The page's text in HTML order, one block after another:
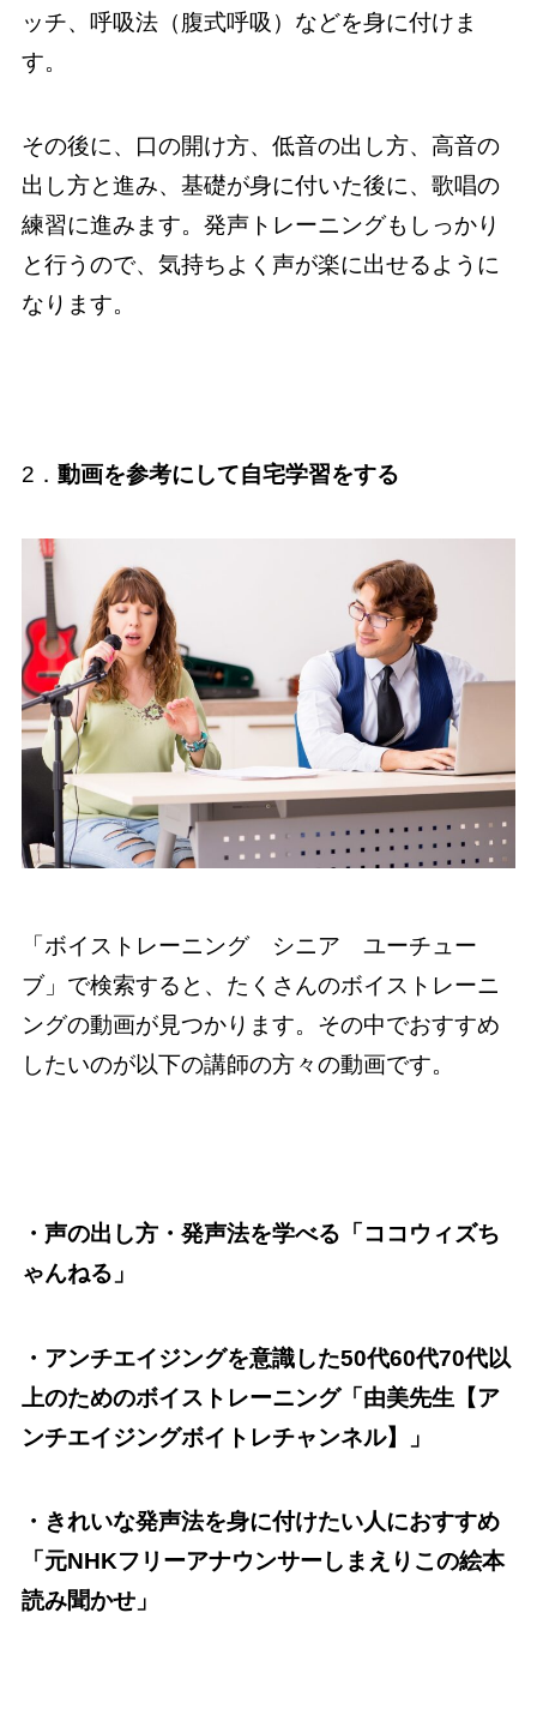
ッチ、呼吸法（腹式呼吸）などを身に付けま
す。
その後に、口の開け方、低音の出し方、高音の
出し方と進み、基礎が身に付いた後に、歌唱の
練習に進みます。発声トレーニングもしっかり
と行うので、気持ちよく声が楽に出せるように
なります。
2． 動画を参考にして自宅学習をする
「ボイストレーニング シニア ユーチュー
ブ」で検索すると、たくさんのボイストレーニ
ングの動画が見つかります。その中でおすすめ
したいのが以下の講師の方々の動画です。
・声の出し方・発声法を学べる「ココウィズち
ゃんねる」
・アンチエイジングを意識した50代60代70代以
上のためのボイストレーニング「由美先生【ア
ンチエイジングボイトレチャンネル】」
・きれいな発声法を身に付けたい人におすすめ
「元NHKフリーアナウンサーしまえりこの絵本
読み聞かせ」